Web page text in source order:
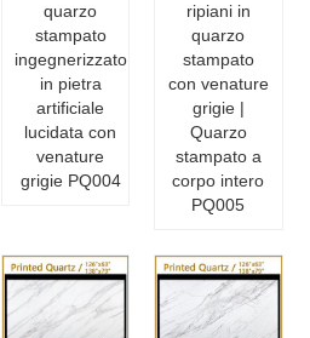
quarzo
stampato
ingegnerizzato
in pietra
artificiale
lucidata con
venature
grigie PQ004
ripiani in
quarzo
stampato
con venature
grigie |
Quarzo
stampato a
corpo intero
PQ005